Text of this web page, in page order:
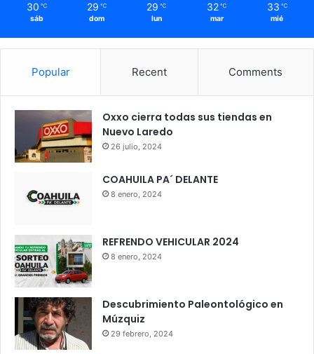
30 ℃
sáb
29 ℃
dom
29 ℃
lun
32 ℃
mar
33 ℃
mié
Popular Recent Comments
Oxxo cierra todas sus tiendas en
Nuevo Laredo
26 julio, 2024
COAHUILA PA´ DELANTE
8 enero, 2024
REFRENDO VEHICULAR 2024
8 enero, 2024
Descubrimiento Paleontológico en
Múzquiz
29 febrero, 2024